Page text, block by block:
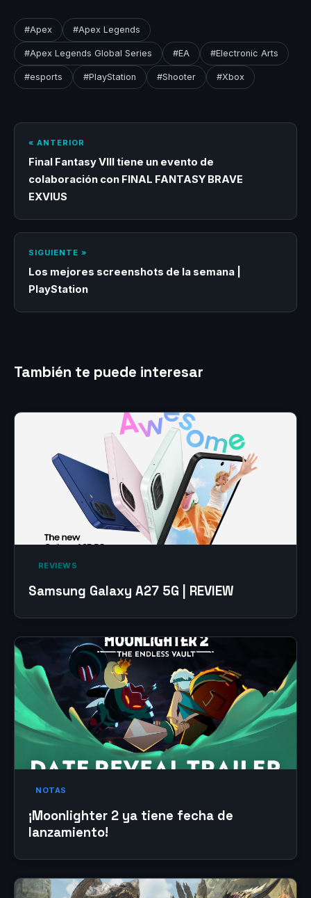
#Apex #Apex Legends
#Apex Legends Global Series #EA #Electronic Arts
#esports #PlayStation #Shooter #Xbox
« ANTERIOR
Final Fantasy VIII tiene un evento de
colaboración con FINAL FANTASY BRAVE
EXVIUS
SIGUIENTE »
Los mejores screenshots de la semana |
PlayStation
También te puede interesar
‎ REVIEWS‎
Samsung Galaxy A27 5G | REVIEW
NOTAS
¡Moonlighter 2 ya tiene fecha de
lanzamiento!